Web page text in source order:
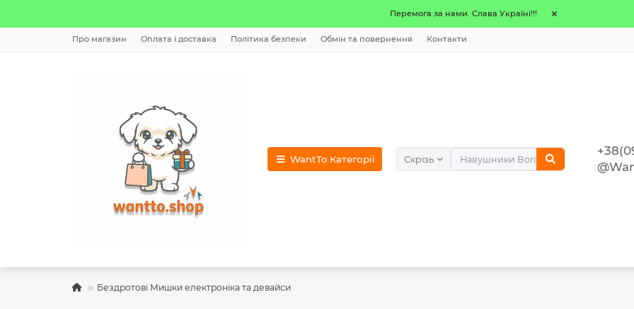
Перемога за нами. Слава Україні!!!
Про магазин Оплата і доставка Політика безпеки Обмін та повернення Контакти
WantTo Категорії Скрізь
Бездротові Мишки електроніка та девайси